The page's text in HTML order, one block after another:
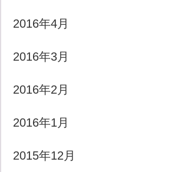
2016年4月
2016年3月
2016年2月
2016年1月
2015年12月